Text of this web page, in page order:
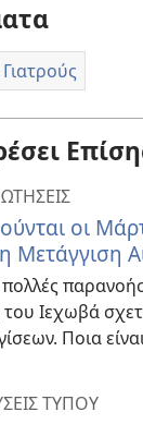
οι
Μετάγγιση
Ιεχωβά
Ποια
ΤΥΠΟΥ